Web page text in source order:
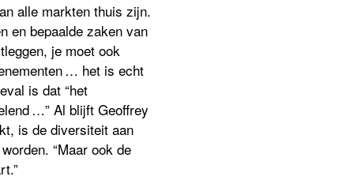
alle markten thuis zijn.
en bepaalde zaken van
je moet ook
… het is echt
is dat “het
…” Al blijft Geoffrey
is de diversiteit aan
“Maar ook de